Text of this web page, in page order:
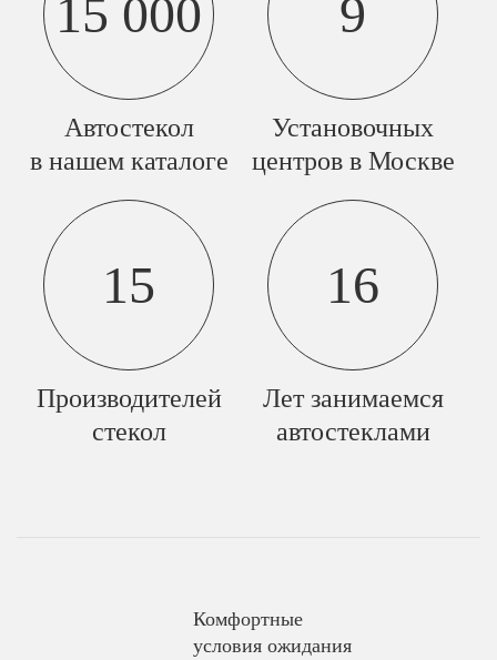
15 000
Автостекол
в нашем каталоге
9
Установочных
центров в Москве
15
Производителей
стекол
16
Лет занимаемся
автостеклами
Комфортные
условия ожидания